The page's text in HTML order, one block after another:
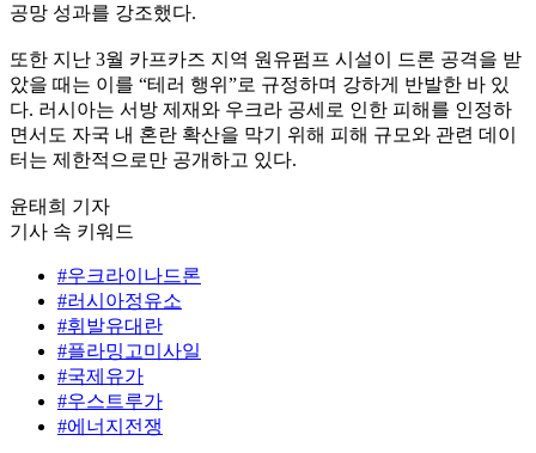
공망 성과를 강조했다.
또한 지난 3월 카프카즈 지역 원유펌프 시설이 드론 공격을 받
았을 때는 이를 “테러 행위”로 규정하며 강하게 반발한 바 있
다. 러시아는 서방 제재와 우크라 공세로 인한 피해를 인정하
면서도 자국 내 혼란 확산을 막기 위해 피해 규모와 관련 데이
터는 제한적으로만 공개하고 있다.
윤태희 기자
기사 속 키워드
#우크라이나드론
#러시아정유소
#휘발유대란
#플라밍고미사일
#국제유가
#우스트루가
#에너지전쟁